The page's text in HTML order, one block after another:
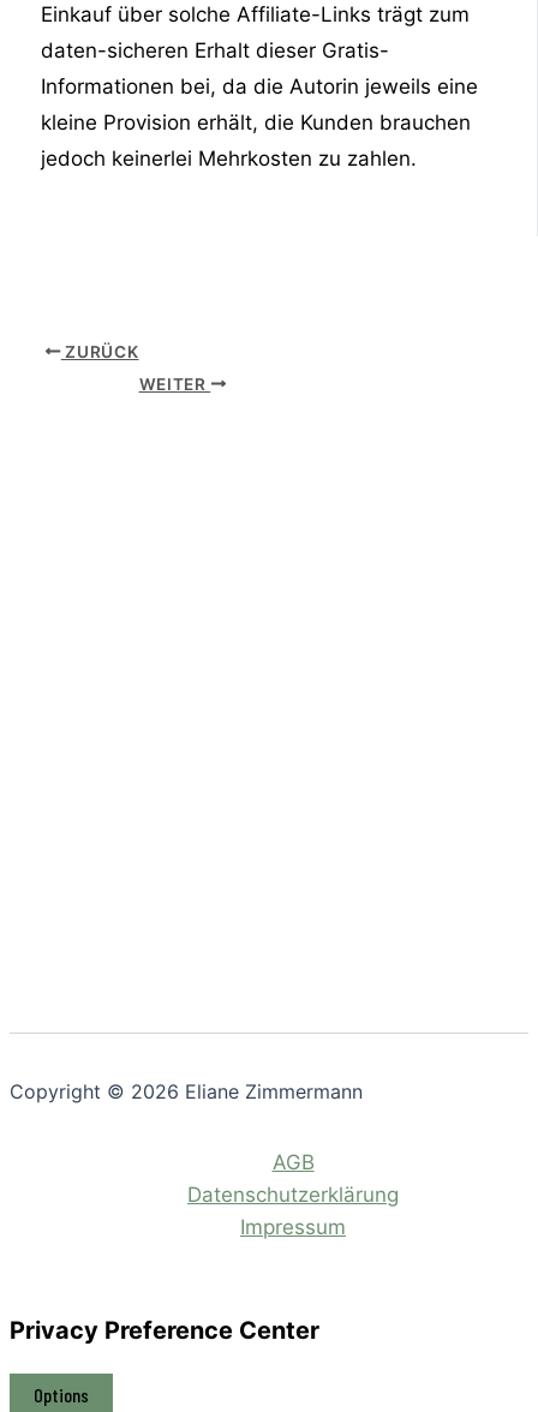
Einkauf über solche Affiliate-Links trägt zum
daten-sicheren Erhalt dieser Gratis-
Informationen bei, da die Autorin jeweils eine
kleine Provision erhält, die Kunden brauchen
jedoch keinerlei Mehrkosten zu zahlen.
ZURÜCK
WEITER
Copyright © 2026 Eliane Zimmermann
AGB
Datenschutzerklärung
Impressum
Privacy Preference Center
Options